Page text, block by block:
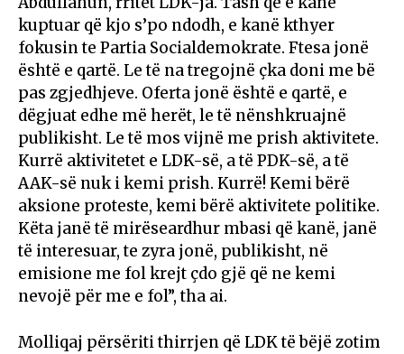
kuptuar që kjo s’po ndodh, e kanë kthyer
fokusin te Partia Socialdemokrate. Ftesa jonë
është e qartë. Le të na tregojnë çka doni me bë
pas zgjedhjeve. Oferta jonë është e qartë, e
dëgjuat edhe më herët, le të nënshkruajnë
publikisht. Le të mos vijnë me prish aktivitete.
Kurrë aktivitetet e LDK-së, a të PDK-së, a të
AAK-së nuk i kemi prish. Kurrë! Kemi bërë
aksione proteste, kemi bërë aktivitete politike.
Këta janë të mirëseardhur mbasi që kanë, janë
të interesuar, te zyra jonë, publikisht, në
emisione me fol krejt çdo gjë që ne kemi
nevojë për me e fol”, tha ai.
Molliqaj përsëriti thirrjen që LDK të bëjë zotim